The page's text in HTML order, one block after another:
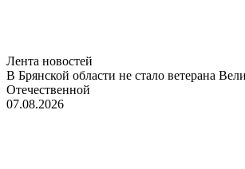
Лента новостей
В Брянской области не стало ветерана
Отечественной
07.08.2026